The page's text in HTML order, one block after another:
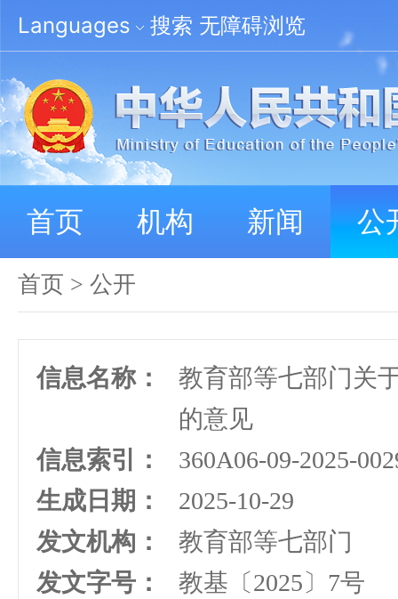
Languages 搜索 无障碍浏览
首页 机构 新闻 公
首页 > 公开
信息名称：
教育部等七部门关
的意见
信息索引：
360A06-09-2025-
生成日期：
2025-10-29
发文机构：
教育部等七部门
发文字号：
教基〔2025〕7号